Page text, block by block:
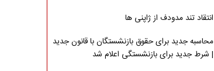
انتقاد تند مدودف از ژاپنی ها
محاسبه جدید برای حقوق بازنشستگان با قانون جدید
| شرط جدید برای بازنشستگی اعلام شد